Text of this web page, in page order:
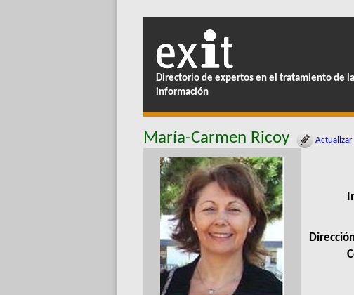
Directorio de expertos en el tratamiento de la
información
María-Carmen Ricoy